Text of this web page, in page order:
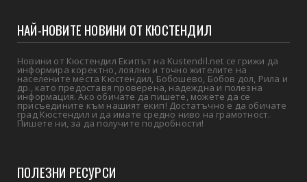
НАЙ-НОВИТЕ НОВИНИ ОТ КЮСТЕНДИЛ
Новини от Кюстендил Екипът на Kustendil.net се грижи да
информира коректно, лоялно и точно жителите на
населените места Кюстендил, Бобошево, Бобов дол, Рила и
др., като предоставя проверена, надеждна и полезна
информация. Ако обичате да пишете, можете да се
присъедините към нашият екип! Достатъчно е да обичате
град Кюстендил и да имате средно ниво на грамотност.
Пишете ни, за да получите подробности!
ПОЛЕЗНИ РЕСУРСИ